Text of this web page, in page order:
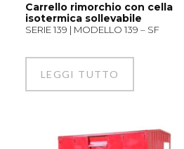
Carrello rimorchio con cella
isotermica sollevabile
SERIE 139 | MODELLO 139 – SF
LEGGI TUTTO